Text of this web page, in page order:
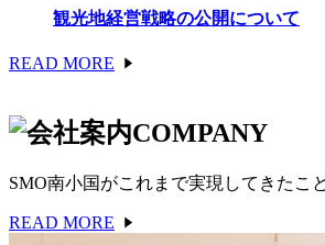
観光地経営戦略の公開について
READ MORE
COMPANY
SMO南小国がこれまで実現してきたこ
READ MORE